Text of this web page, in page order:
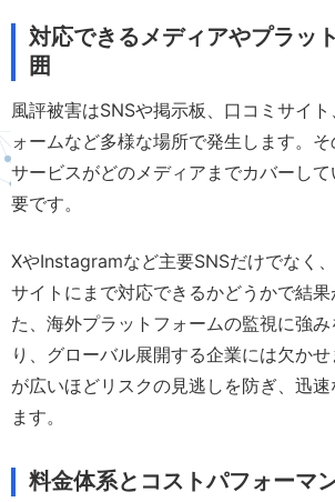
対応できるメディアやプラッ
囲
風評被害はSNSや掲示板、口コミサイ
ォームなど多様な場所で発生します。
サービスがどのメディアまでカバーし
要です。
XやInstagramなど主要SNSだけでなく
サイトにまで対応できるかどうかで結果
た、海外プラットフォームの監視に強
り、グローバル展開する企業には欠か
が広いほどリスクの見逃しを防ぎ、迅速
ます。
料金体系とコストパフォーマ